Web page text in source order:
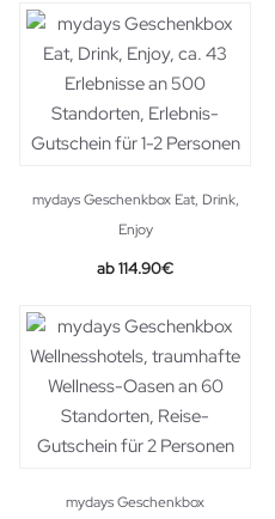
was:
15.99€.
is:
mydays Geschenkbox Eat, Drink,
Enjoy
114.90€
mydays Geschenkbox